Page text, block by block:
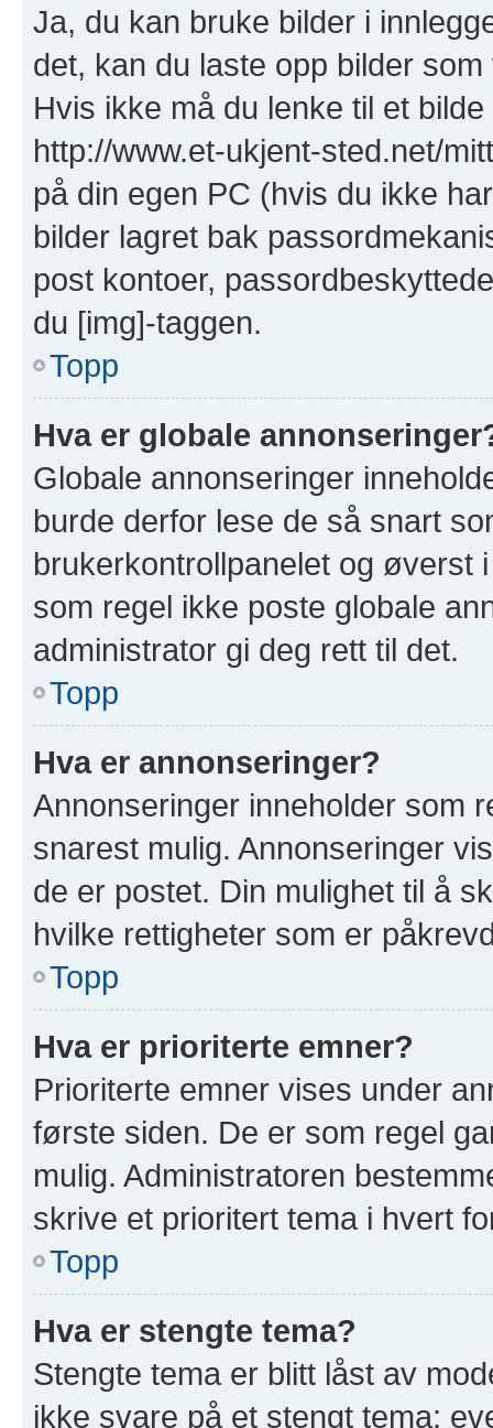
Ja, du kan bruke bilder i
det, kan du laste opp bilder
Hvis ikke må du lenke til et
http://www.et-ukjent-sted.net/
på din egen PC (hvis du ikke
bilder lagret bak
post kontoer,
du [img]-taggen.
Topp
Hva er globale
Globale annonseringer
burde derfor lese de så snart
brukerkontrollpanelet og øverst
som regel ikke poste globale
administrator gi deg rett til det.
Topp
Hva er annonseringer?
Annonseringer inneholder som
snarest mulig. Annonseringer
de er postet. Din mulighet til å
hvilke rettigheter som er
Topp
Hva er prioriterte emner?
Prioriterte emner vises under
første siden. De er som regel
mulig. Administratoren
skrive et prioritert tema i hvert
Topp
Hva er stengte tema?
Stengte tema er blitt låst av
ikke svare på et stengt tema;